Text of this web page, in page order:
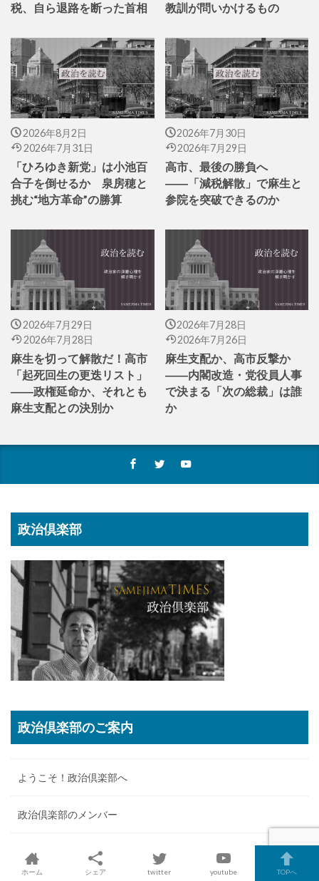
税、自ら退路を断った首相
教訓が問いかけるもの
2026年8月2日
2026年7月31日
「ひろゆき新党」は小池百
合子を倒せるか 泉房穂と
挑む“地方革命”の勝算
2026年7月30日
2026年7月29日
高市、最後の勝負へ
――「減税解散」で麻生と
参院を突破できるのか
2026年7月29日
2026年7月28日
麻生を切って解散だ！高市
「起死回生の更迭リスト」
――政権延命か、それとも
麻生支配との決別か
2026年7月28日
2026年7月26日
麻生支配か、高市反撃か
――内閣改造・党役員人事
で決まる「次の総裁」は誰
か
政治倶楽部
政治倶楽部のご案内
ようこそ！政治倶楽部へ
政治倶楽部のメンバー
政治倶楽部へログイン
ホーム シェア twitter youtube TOPへ